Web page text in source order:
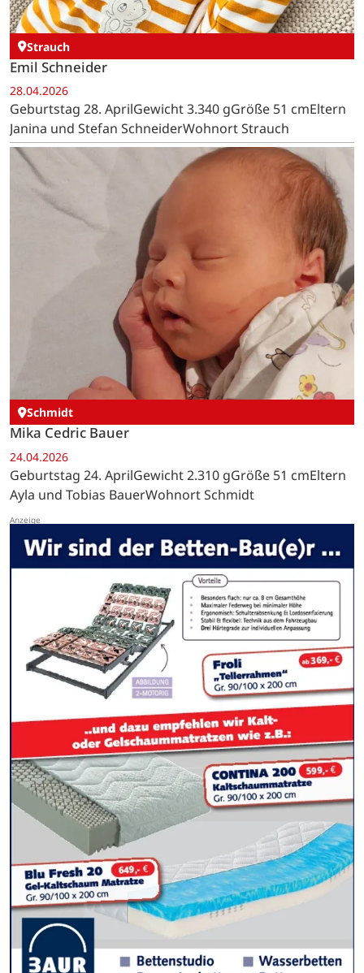
Strauch
Emil Schneider
28.04.2026
Geburtstag 28. AprilGewicht 3.340 gGröße 51 cmEltern
Janina und Stefan SchneiderWohnort Strauch
Schmidt
Mika Cedric Bauer
24.04.2026
Geburtstag 24. AprilGewicht 2.310 gGröße 51 cmEltern
Ayla und Tobias BauerWohnort Schmidt